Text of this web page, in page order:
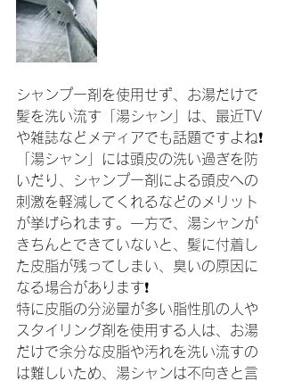
シャンプー剤を使用せず、お湯だけで
髪を洗い流す「湯シャン」は、最近TV
や雑誌などメディアでも話題ですよね❗️
「湯シャン」には頭皮の洗い過ぎを防
いだり、シャンプー剤による頭皮への
刺激を軽減してくれるなどのメリット
が挙げられます。一方で、湯シャンが
きちんとできていないと、髪に付着し
た皮脂が残ってしまい、臭いの原因に
なる場合があります❗️
特に皮脂の分泌量が多い脂性肌の人や
スタイリング剤を使用する人は、お湯
だけで余分な皮脂や汚れを洗い流すの
は難しいため、湯シャンは不向きと言